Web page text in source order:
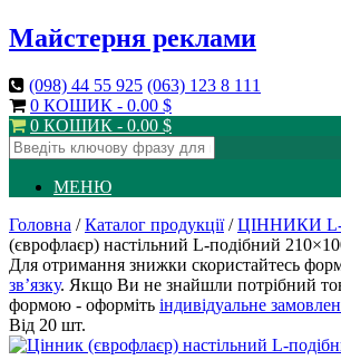
Майстерня реклами
(098) 44 55 925 (063) 123 8 111
0 КОШИК - 0.00 $
0 КОШИК - 0.00 $
МЕНЮ
Головна /Каталог продукції/ЦІННИКИ
(єврофлаєр) настільний L-подібний
Для отримання знижки скористайтесь
зв’язку. Якщо Ви не знайшли потрібний
формою - оформіть індивідуальне
Від 20 шт.